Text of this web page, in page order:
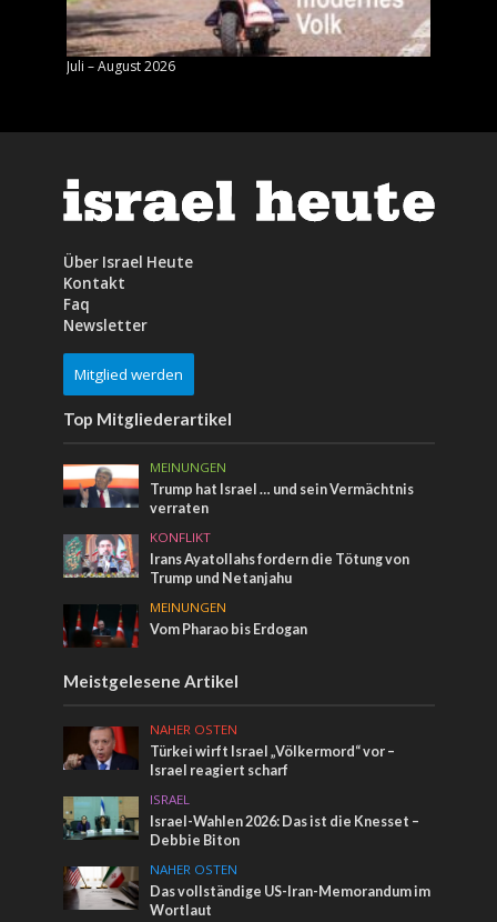
Juli – August 2026
Über Israel Heute
Kontakt
Faq
Newsletter
Mitglied werden
Top Mitgliederartikel
MEINUNGEN
Trump hat Israel … und sein Vermächtnis
verraten
KONFLIKT
Irans Ayatollahs fordern die Tötung von
Trump und Netanjahu
MEINUNGEN
Vom Pharao bis Erdogan
Meistgelesene Artikel
NAHER OSTEN
Türkei wirft Israel „Völkermord“ vor –
Israel reagiert scharf
ISRAEL
Israel-Wahlen 2026: Das ist die Knesset –
Debbie Biton
NAHER OSTEN
Das vollständige US-Iran-Memorandum im
Wortlaut